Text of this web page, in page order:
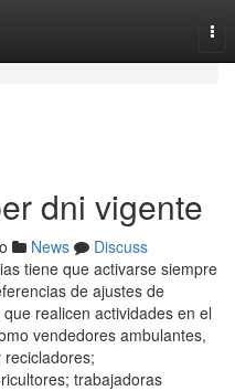
dni vigente
News
Discuss
tiene que activarse siempre
de ajustes de
realicen actividades en el
vendedores ambulantes,
trabajadoras